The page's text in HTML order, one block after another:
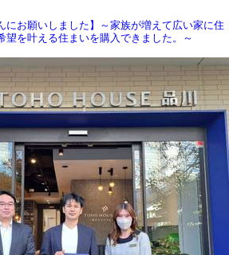
にお願いしました】～家族が増えて広い家に住
望を叶える住まいを購入できました。～